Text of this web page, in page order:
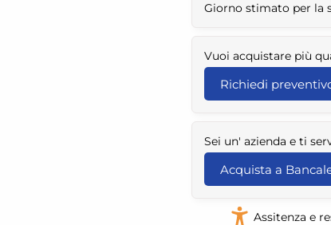
Giorno stimato per la
Vuoi acquistare più
Richiedi
Sei un' azienda e ti
Acquista a
Assitenza e